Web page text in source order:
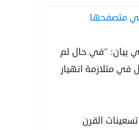
بيان: "في حال لم
في متلازمة انهيار
القرن